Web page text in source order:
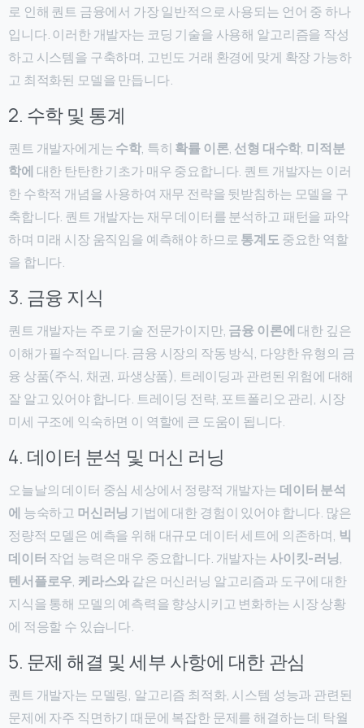
로 인해 퀀트 금융에서 가장 일반적으로 사용되는 언어 중 하나
입니다. 이러한 개발자는 코딩 기술을 사용해 알고리즘을 작성
하고 시스템을 구축하며, 고빈도 거래 환경에 맞게 확장 가능하
고 최적화된 모델을 만듭니다.
2. 수학 및 통계
퀀트 개발자에게는수학, 특히 확률 이론, 선형 대수학, 미적분
학에 대한 탄탄한 기초가 매우 중요합니다. 퀀트 개발자는 이러
한 수학적 개념을 사용하여 재무 전략을 뒷받침하는 모델을 구
축합니다. 퀀트 개발자는 재무 데이터를 분석하고 패턴을 파악
하며 미래 시장 움직임을 예측해야 하므로통계도중요한 역할
을 합니다.
3. 금융 지식
퀀트 개발자는 주로 기술 전문가이지만, 금융 이론에 대한 깊은
이해가 필수적입니다. 금융 시장의 작동 방식, 다양한 유형의 금
융 상품(주식, 채권, 파생상품), 트레이딩과 관련된 위험에 대해
잘 알고 있어야 합니다. 트레이딩 전략, 포트폴리오 관리, 시장
미세 구조에 익숙하면 이 역할에 큰 도움이 됩니다.
4. 데이터 분석 및 머신 러닝
오늘날의 데이터 중심 세상에서 정량적 개발자는 데이터 분석
에 능숙하고 머신러닝 기법에 대한 경험이 있어야 합니다. 많은
정량적 모델은 예측을 위해 대규모 데이터 세트에 의존하며, 빅
데이터 작업 능력은 매우 중요합니다. 개발자는 사이킷-러닝,
텐서플로우, 케라스와같은 머신러닝 알고리즘과 도구에 대한
지식을 통해 모델의 예측력을 향상시키고 변화하는 시장 상황
에 적응할 수 있습니다.
5. 문제 해결 및 세부 사항에 대한 관심
퀀트 개발자는 모델링, 알고리즘 최적화, 시스템 성능과 관련된
문제에 자주 직면하기 때문에 복잡한 문제를 해결하는 데 탁월